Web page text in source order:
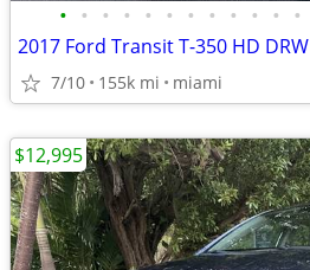
• • • • • • • • • • • •
2017 Ford Transit T-350 HD DRW
7/10 155k mi miami
$12,995